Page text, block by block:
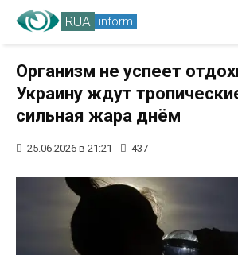
RUA inform
Организм не успеет
Украину ждут
сильная жара днём
25.06.2026 в 21:21 437